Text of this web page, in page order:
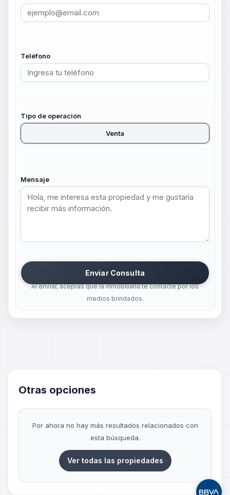
Teléfono
Tipo de operación
Venta
Mensaje
Enviar Consulta
Al enviar, aceptas que la inmobiliaria te contacte por los
medios brindados.
Otras opciones
Por ahora no hay más resultados relacionados con
esta búsqueda.
Ver todas las propiedades